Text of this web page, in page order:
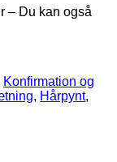
– Du kan også
Konfirmation og
, Hårpynt,